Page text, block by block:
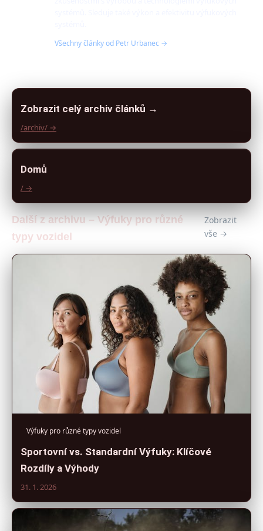
Všechny články od Petr Urbanec →
Zobrazit celý archiv článků →
/archiv/ →
Domů
/ →
Další z archivu – Výfuky pro různé
typy vozidel
Zobrazit
vše →
Výfuky pro různé typy vozidel
Sportovní vs. Standardní Výfuky: Klíčové
Rozdíly a Výhody
31. 1. 2026